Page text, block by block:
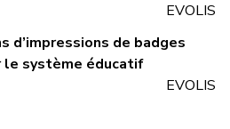
EVOLIS
d’impressions de badges
le système éducatif
EVOLIS